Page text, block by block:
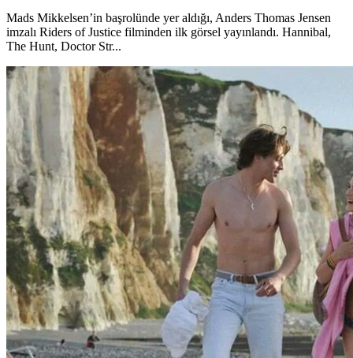
Mads Mikkelsen’in başrolünde yer aldığı, Anders Thomas Jensen
imzalı Riders of Justice filminden ilk görsel yayınlandı. Hannibal,
The Hunt, Doctor Str...